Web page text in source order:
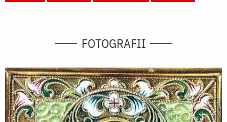
FOTOGRAFII